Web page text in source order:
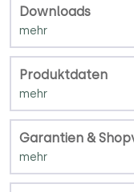
Downloads
Produktdaten
Garantien &